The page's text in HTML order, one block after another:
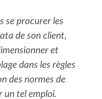
se procurer les
de son client,
et
dans les règles
des normes de
un tel emploi.